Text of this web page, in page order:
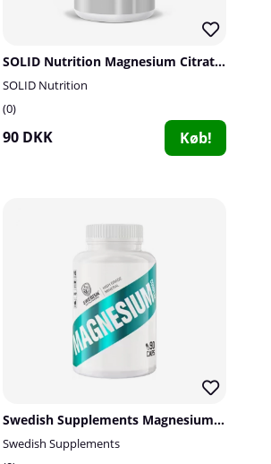
SOLID Nutrition Magnesium Citrate, 90 caps
SOLID Nutrition
0
90 DKK Køb!
Swedish Supplements Magnesium Complex, 90 caps
Swedish Supplements
Den anbefalede daglige dosis
Dette er et kosttilskud og bør
for en varieret og afbalanceret
Opbevares tørt ved
for små børn.